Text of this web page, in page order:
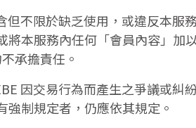
不限於缺乏使用，或違反本服
本服務內任何「會員內容」加
承擔責任。
因交易行為而產生之爭議或糾
制規定者，仍應依其規定。